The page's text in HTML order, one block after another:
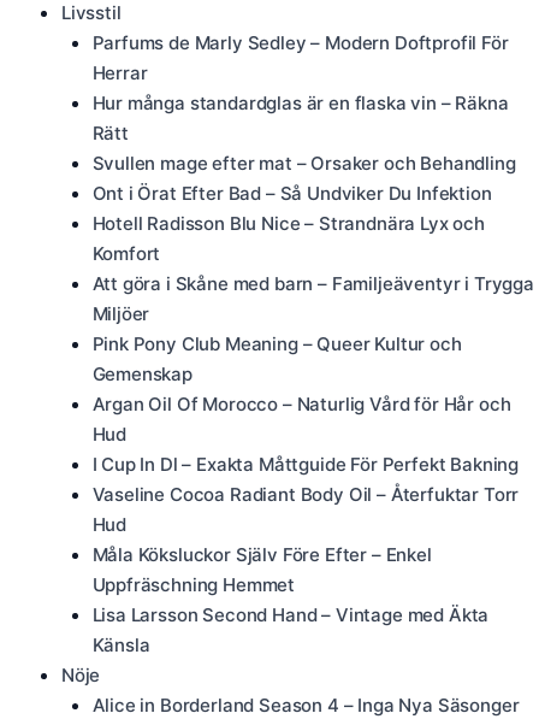
Livsstil
Parfums de Marly Sedley – Modern Doftprofil För
Herrar
Hur många standardglas är en flaska vin – Räkna
Rätt
Svullen mage efter mat – Orsaker och Behandling
Ont i Örat Efter Bad – Så Undviker Du Infektion
Hotell Radisson Blu Nice – Strandnära Lyx och
Komfort
Att göra i Skåne med barn – Familjeäventyr i Trygga
Miljöer
Pink Pony Club Meaning – Queer Kultur och
Gemenskap
Argan Oil Of Morocco – Naturlig Vård för Hår och
Hud
I Cup In Dl – Exakta Måttguide För Perfekt Bakning
Vaseline Cocoa Radiant Body Oil – Återfuktar Torr
Hud
Måla Köksluckor Själv Före Efter – Enkel
Uppfräschning Hemmet
Lisa Larsson Second Hand – Vintage med Äkta
Känsla
Nöje
Alice in Borderland Season 4 – Inga Nya Säsonger